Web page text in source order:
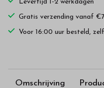
Levertijd 1-2 werkdagen
Gratis verzending vanaf
Voor 16:00 uur besteld,
Omschrijving